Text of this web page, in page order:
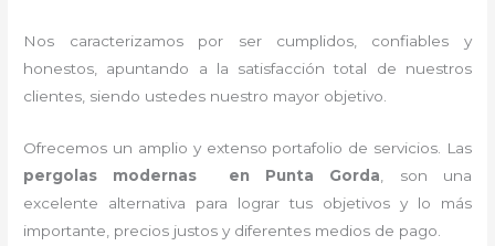
Nos caracterizamos por ser cumplidos, confiables y
honestos, apuntando a la satisfacción total de nuestros
clientes, siendo ustedes nuestro mayor objetivo.
Ofrecemos un amplio y extenso portafolio de servicios. Las
pergolas modernas en Punta Gorda , son una
excelente alternativa para lograr tus objetivos y lo más
importante, precios justos y diferentes medios de pago.